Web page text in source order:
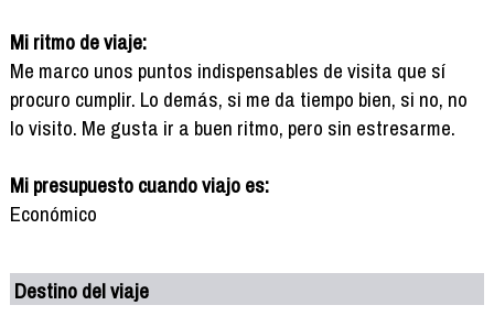
Mi ritmo de viaje:
Me marco unos puntos indispensables de visita que sí
procuro cumplir. Lo demás, si me da tiempo bien, si no, no
lo visito. Me gusta ir a buen ritmo, pero sin estresarme.
Mi presupuesto cuando viajo es:
Económico
Destino del viaje